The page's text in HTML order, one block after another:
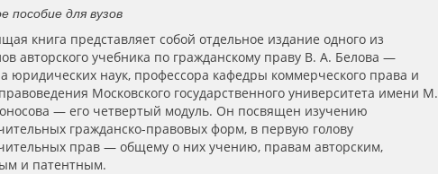
пособие для вузов
книга представляет собой отдельное издание одного из
авторского учебника по гражданскому праву В. А. Белова —
юридических наук, профессора кафедры коммерческого права и
Московского государственного университета имени М.
— его четвертый модуль. Он посвящен изучению
гражданско-правовых форм, в первую голову
прав — общему о них учению, правам авторским,
и патентным.